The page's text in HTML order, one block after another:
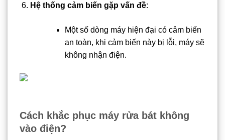
Hệ thống cảm biến gặp vấn đề:
Một số dòng máy hiện đại có cảm biến
an toàn, khi cảm biến này bị lỗi, máy sẽ
không nhận điện.
Cách khắc phục máy rửa bát không
vào điện?